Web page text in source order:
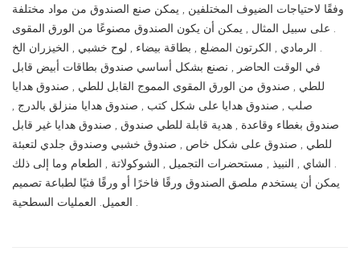
وفقًا لاحتياجات الضيوف المختلفين , يمكن صنع الصندوق من مواد مختلفة
. على سبيل المثال , يمكن أن يكون الصندوق مصنوعًا من الورق المقوى
في الوقت الحاضر , نصنع بشكل أساسي صندوق بطاقات أبيض قابل
للطي , صندوق من الورق المقوى المموج القابل للطي , صندوق هدايا
صلب , صندوق هدايا على شكل كتب , صندوق هدايا منزلق بالدرج ,
صندوق بغطاء وقاعدة , هدية قابلة للطي صندوق , صندوق هدايا غير قابل
للطي , صندوق على شكل خاص , صندوق خشبي وصندوق جلدي لتعبئة
يمكن أن يستخدم ملصق الصندوق ورقًا فاخرًا أو ورقًا فنيًا لطباعة تصميم